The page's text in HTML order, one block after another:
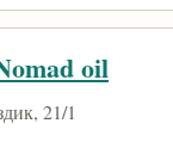
oil
21/1